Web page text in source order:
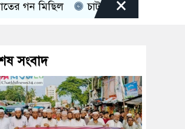
গন মিছিল চাটখিলে পানিতে ডুবে শিশুর
সংবাদ